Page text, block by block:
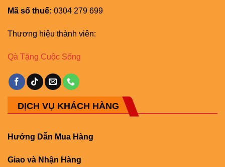
Mã số thuế: 0304 279 699
Thương hiệu thành viên:
Qà Tặng Cuộc Sống
DỊCH VỤ KHÁCH HÀNG
Hướng Dẫn Mua Hàng
Giao và Nhận Hàng